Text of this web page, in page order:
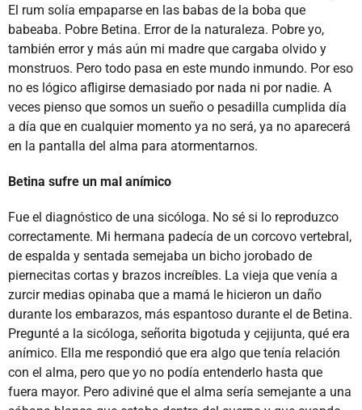
El rum solía empaparse en las babas de la boba que
babeaba. Pobre Betina. Error de la naturaleza. Pobre yo,
también error y más aún mi madre que cargaba olvido y
monstruos. Pero todo pasa en este mundo inmundo. Por eso
no es lógico afligirse demasiado por nada ni por nadie. A
veces pienso que somos un sueño o pesadilla cumplida día
a día que en cualquier momento ya no será, ya no aparecerá
en la pantalla del alma para atormentarnos.
Betina sufre un mal anímico
Fue el diagnóstico de una sicóloga. No sé si lo reproduzco
correctamente. Mi hermana padecía de un corcovo vertebral,
de espalda y sentada semejaba un bicho jorobado de
piernecitas cortas y brazos increíbles. La vieja que venía a
zurcir medias opinaba que a mamá le hicieron un daño
durante los embarazos, más espantoso durante el de Betina.
Pregunté a la sicóloga, señorita bigotuda y cejijunta, qué era
anímico. Ella me respondió que era algo que tenía relación
con el alma, pero que yo no podía entenderlo hasta que
fuera mayor. Pero adiviné que el alma sería semejante a una